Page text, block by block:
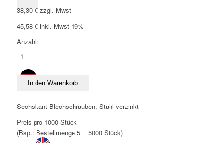
Deutsch
38,30 €zzgl. Mwst
45,58 €inkl. Mwst 19%
Anzahl:
7504L
16
Stahl
verzinkt
In den Warenkorb
Sechskant-Blechschrauben, Stahl verzinkt
Preis pro 1000 Stück
(Bsp.: Bestellmenge 5 = 5000 Stück)